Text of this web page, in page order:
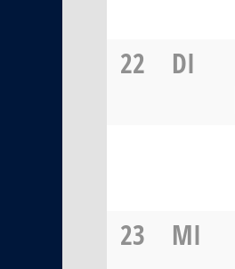
22 DI
23 MI